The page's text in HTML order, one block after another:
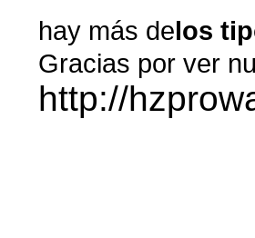
hay más delos
Gracias por ver
http://